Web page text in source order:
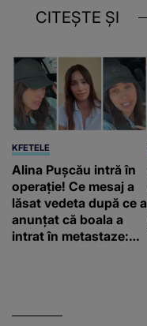
CITEȘTE ȘI
KFETELE
Alina Pușcău intră în
operație! Ce mesaj a
lăsat vedeta după ce a
anunțat că boala a
intrat în metastaze: